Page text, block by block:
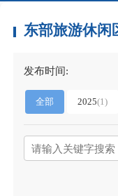
东部旅游休闲
发布时间:
全部 2025(1)